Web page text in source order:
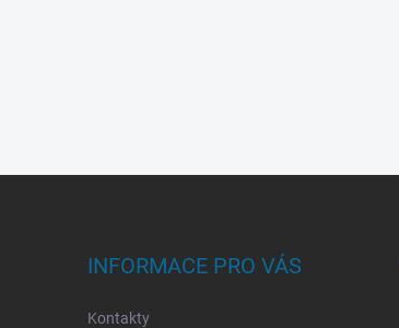
INFORMACE PRO VÁS
Kontakty